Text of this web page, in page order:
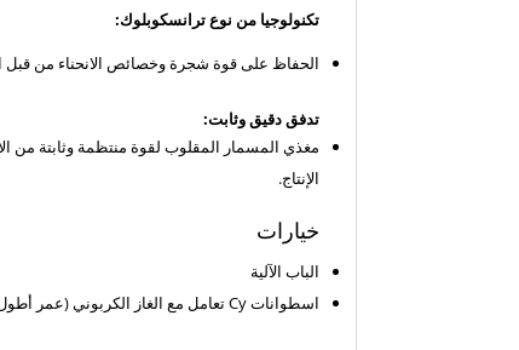
تكنولوجيا من نوع ترانسكوبلوك:
الحفاظ على قوة شجرة وخصائص الانحناء من قبل
تدفق دقيق وثابت:
الإنتاج.
خيارات
الباب الآلية
اسطوانات Cy تعامل مع الغاز الكربوني (عمر أطول).